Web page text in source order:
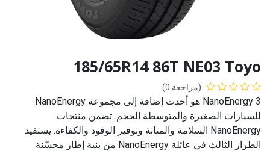
185/65R14 86T NE03 Toyo
(مراجعة 0)
NanoEnergy 3 هو أحدث إضافة إلى مجموعة NanoEnergy
للسيارات الصغيرة والمتوسطة الحجم. تضمن منتجات
NanoEnergy السلامة والمتانة وتوفير الوقود والكفاءة. يستفيد
الطراز الثالث في عائلة NanoEnergy من بنية إطار محسّنة